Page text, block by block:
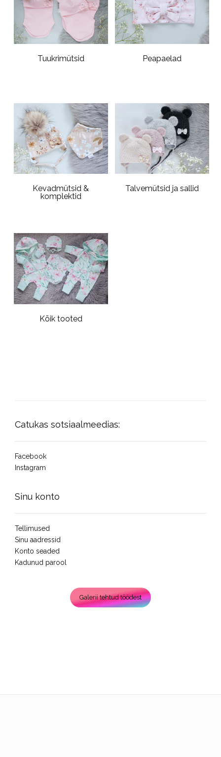
Tuukrimütsid Peapaelad
Kevadmütsid &
komplektid
Talvemütsid ja sallid
Kõik tooted
Catukas sotsiaalmeedias:
Facebook
Instagram
Sinu konto
Tellimused
Sinu aadressid
Konto seaded
Kadunud parool
Galerii tehtud töödest